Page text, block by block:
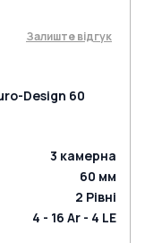
Залиште відгук
Design 60
3 камерна
60 мм
2 Рівні
4 - 16 Ar - 4 LE